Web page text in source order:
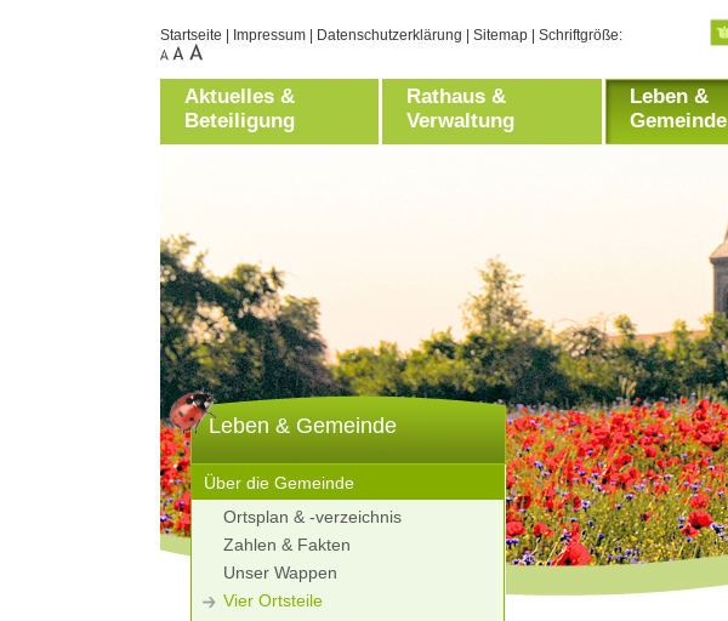
Startseite Impressum Datenschutzerklärung Sitemap Schriftgröße:
Aktuelles &
Beteiligung
Rathaus &
Verwaltung
Leben &
Gemeinde
Leben & Gemeinde
Über die Gemeinde
Ortsplan & -verzeichnis
Zahlen & Fakten
Unser Wappen
Vier Ortsteile